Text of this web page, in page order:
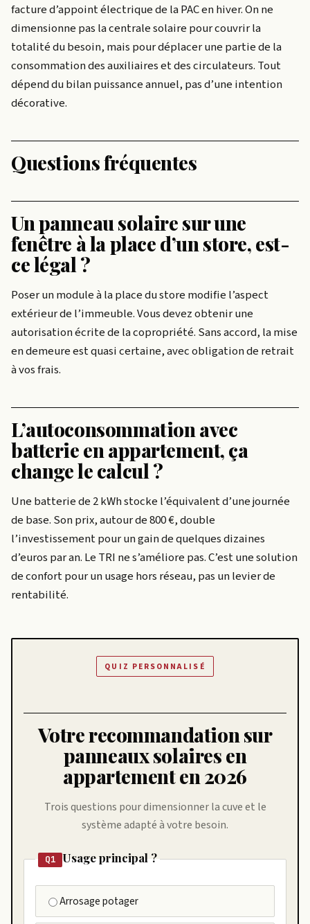
facture d’appoint électrique de la PAC en hiver. On ne
dimensionne pas la centrale solaire pour couvrir la
totalité du besoin, mais pour déplacer une partie de la
consommation des auxiliaires et des circulateurs. Tout
dépend du bilan puissance annuel, pas d’une intention
décorative.
Questions fréquentes
Un panneau solaire sur une
fenêtre à la place d’un store, est-
ce légal ?
Poser un module à la place du store modifie l’aspect
extérieur de l’immeuble. Vous devez obtenir une
autorisation écrite de la copropriété. Sans accord, la mise
en demeure est quasi certaine, avec obligation de retrait
à vos frais.
L’autoconsommation avec
batterie en appartement, ça
change le calcul ?
Une batterie de 2 kWh stocke l’équivalent d’une journée
de base. Son prix, autour de 800 €, double
l’investissement pour un gain de quelques dizaines
d’euros par an. Le TRI ne s’améliore pas. C’est une solution
de confort pour un usage hors réseau, pas un levier de
rentabilité.
QUIZ PERSONNALISÉ
Votre recommandation sur
panneaux solaires en
appartement en 2026
Trois questions pour dimensionner la cuve et le
système adapté à votre besoin.
Q1 Usage principal ?
Arrosage potager